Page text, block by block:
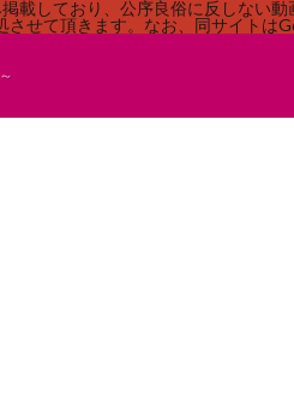
載しており、公序良俗に反しない
せて頂きます。なお、同サイトは